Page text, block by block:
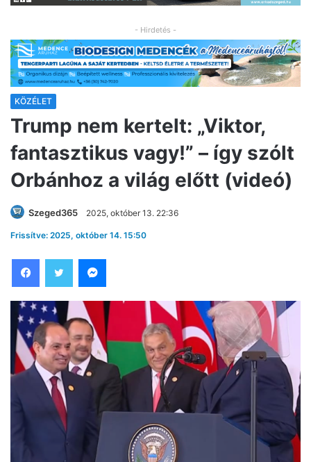
- Hirdetés -
KÖZÉLET
Trump nem kertelt: „Viktor,
fantasztikus vagy!” – így szólt
Orbánhoz a világ előtt (videó)
Szeged365 2025, október 13. 22:36
Frissítve: 2025, október 14. 15:50